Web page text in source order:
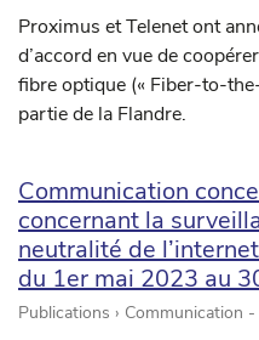
Proximus et Telenet ont
d’accord en vue de
fibre optique (« Fiber-to-
partie de la Flandre.
Communication
concernant la
neutralité de
du 1er mai 2023 au
Publications › Communication -